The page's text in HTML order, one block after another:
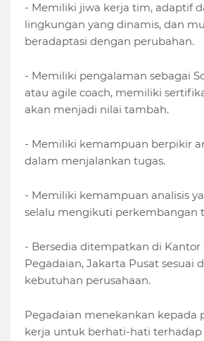
- Memiliki jiwa kerja tim, adaptif
lingkungan yang dinamis, dan
beradaptasi dengan perubahan.
- Memiliki pengalaman sebagai
atau agile coach, memiliki
akan menjadi nilai tambah.
- Memiliki kemampuan berpikir
dalam menjalankan tugas.
- Memiliki kemampuan analisis
selalu mengikuti perkembangan
- Bersedia ditempatkan di Kantor
Pegadaian, Jakarta Pusat sesuai
kebutuhan perusahaan.
Pegadaian menekankan kepada
kerja untuk berhati-hati